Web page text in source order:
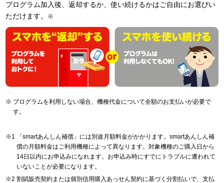
プログラム加入後、返却するか、使い続けるかはご自由にお選びい
ただけます。
※
プログラムを利用しない場合、機種代金について全額のお支払いが必要で
す。
「smartあんしん補償」には別途月額料金がかかります。smartあんしん補
償の月額料金はご利用機種によって異なります。対象機種のご購入日から
14日以内にお申込みになれます。お申込み時にすでにトラブルに遭われて
いないことが必要になります。
割賦販売契約または個別信用購入あっせん契約に基づく分割払いで、支払